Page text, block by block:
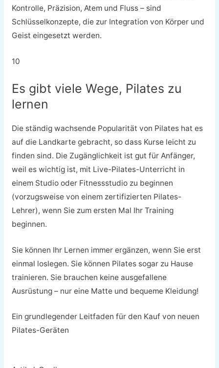
Kontrolle, Präzision, Atem und Fluss – sind
Schlüsselkonzepte, die zur Integration von Körper und
Geist eingesetzt werden.
10
Es gibt viele Wege, Pilates zu
lernen
Die ständig wachsende Popularität von Pilates hat es
auf die Landkarte gebracht, so dass Kurse leicht zu
finden sind. Die Zugänglichkeit ist gut für Anfänger,
weil es wichtig ist, mit Live-Pilates-Unterricht in
einem Studio oder Fitnessstudio zu beginnen
(vorzugsweise von einem zertifizierten Pilates-
Lehrer), wenn Sie zum ersten Mal Ihr Training
beginnen.
Sie können Ihr Lernen immer ergänzen, wenn Sie erst
einmal loslegen. Sie können Pilates sogar zu Hause
trainieren. Sie brauchen keine ausgefallene
Ausrüstung – nur eine Matte und bequeme Kleidung!
Ein grundlegender Leitfaden für den Kauf von neuen
Pilates-Geräten